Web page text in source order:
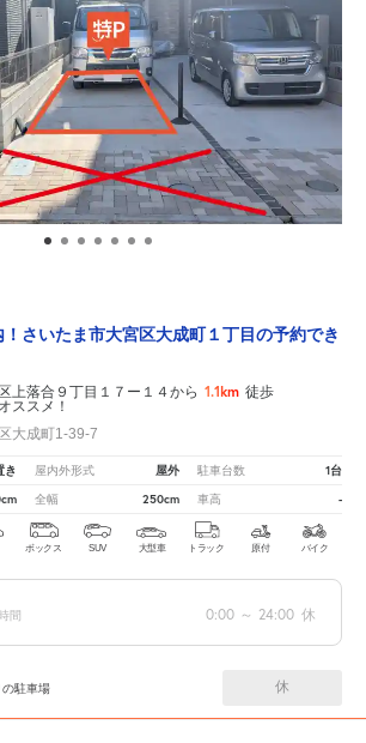
さいたま市大宮区大成町１丁目の予約でき
上落合９丁目１７ー１４から 1.1km 徒歩
ススメ！
大成町1-39-7
き 屋内外形式 屋外 駐車台数 1台
全幅 250cm 車高 -
ボックス SUV 大型車 トラック 原付 バイク
間 0:00 ～ 24:00 休
の駐車場 休